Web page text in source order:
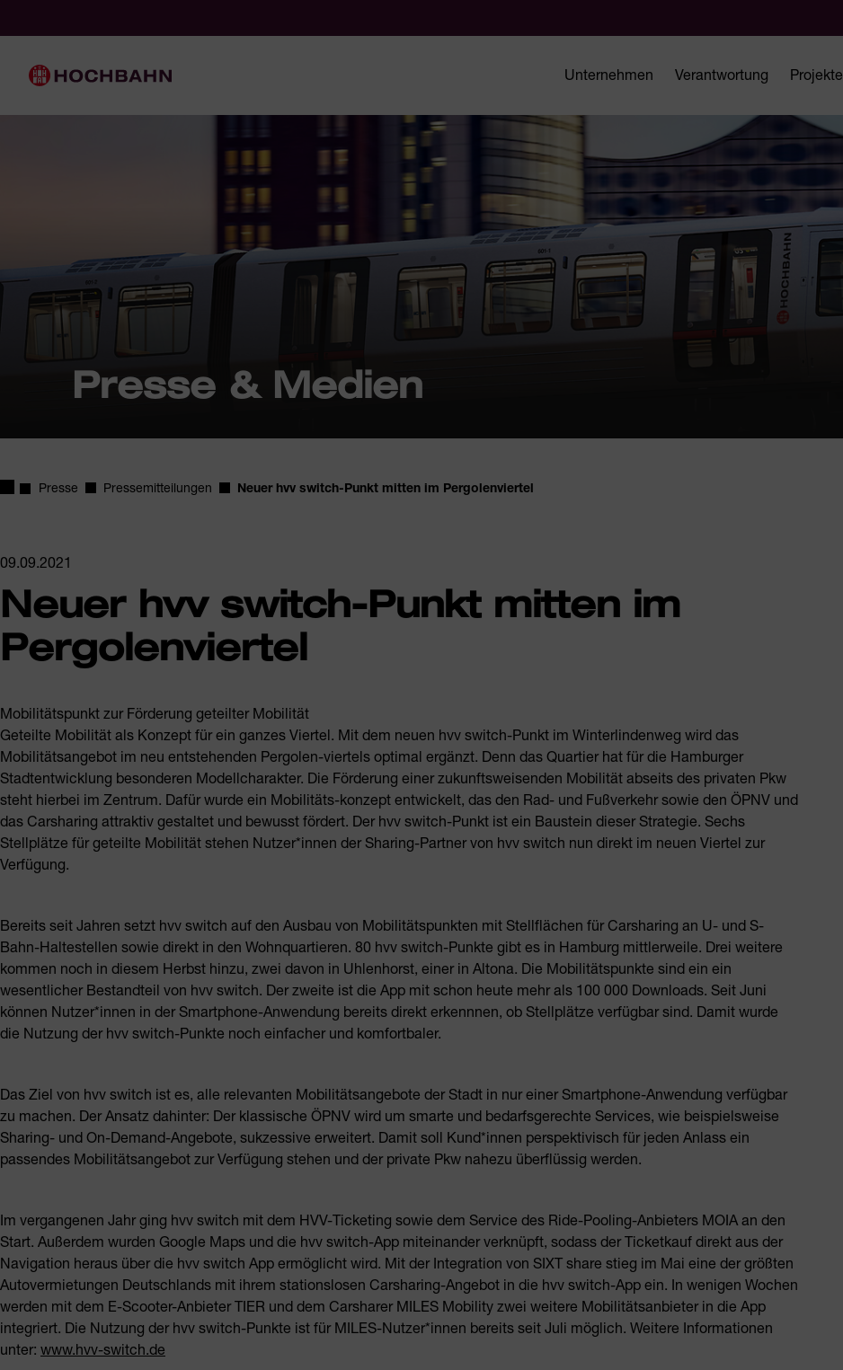
Hauptnavigation
Unternehmen Verantwortung Projekte
Presse & Medien
Startseite
Presse Pressemitteilungen Neuer hvv switch-Punkt mitten im Pergolenviertel
09.09.2021
Neuer hvv switch-Punkt mitten im
Pergolenviertel
Mobilitätspunkt zur Förderung geteilter Mobilität
Geteilte Mobilität als Konzept für ein ganzes Viertel. Mit dem neuen hvv switch-Punkt im Winterlindenweg wird das
Mobilitätsangebot im neu entstehenden Pergolen-viertels optimal ergänzt. Denn das Quartier hat für die Hamburger
Stadtentwicklung besonderen Modellcharakter. Die Förderung einer zukunftsweisenden Mobilität abseits des privaten Pkw
steht hierbei im Zentrum. Dafür wurde ein Mobilitäts-konzept entwickelt, das den Rad- und Fußverkehr sowie den ÖPNV und
das Carsharing attraktiv gestaltet und bewusst fördert. Der hvv switch-Punkt ist ein Baustein dieser Strategie. Sechs
Stellplätze für geteilte Mobilität stehen Nutzer*innen der Sharing-Partner von hvv switch nun direkt im neuen Viertel zur
Verfügung.
Bereits seit Jahren setzt hvv switch auf den Ausbau von Mobilitätspunkten mit Stellflächen für Carsharing an U- und S-
Bahn-Haltestellen sowie direkt in den Wohnquartieren. 80 hvv switch-Punkte gibt es in Hamburg mittlerweile. Drei weitere
kommen noch in diesem Herbst hinzu, zwei davon in Uhlenhorst, einer in Altona. Die Mobilitätspunkte sind ein ein
wesentlicher Bestandteil von hvv switch. Der zweite ist die App mit schon heute mehr als 100 000 Downloads. Seit Juni
können Nutzer*innen in der Smartphone-Anwendung bereits direkt erkennnen, ob Stellplätze verfügbar sind. Damit wurde
die Nutzung der hvv switch-Punkte noch einfacher und komfortbaler.
Das Ziel von hvv switch ist es, alle relevanten Mobilitätsangebote der Stadt in nur einer Smartphone-Anwendung verfügbar
zu machen. Der Ansatz dahinter: Der klassische ÖPNV wird um smarte und bedarfsgerechte Services, wie beispielsweise
Sharing- und On-Demand-Angebote, sukzessive erweitert. Damit soll Kund*innen perspektivisch für jeden Anlass ein
passendes Mobilitätsangebot zur Verfügung stehen und der private Pkw nahezu überflüssig werden.
Im vergangenen Jahr ging hvv switch mit dem HVV-Ticketing sowie dem Service des Ride-Pooling-Anbieters MOIA an den
Start. Außerdem wurden Google Maps und die hvv switch-App miteinander verknüpft, sodass der Ticketkauf direkt aus der
Navigation heraus über die hvv switch App ermöglicht wird. Mit der Integration von SIXT share stieg im Mai eine der größten
Autovermietungen Deutschlands mit ihrem stationslosen Carsharing-Angebot in die hvv switch-App ein. In wenigen Wochen
werden mit dem E-Scooter-Anbieter TIER und dem Carsharer MILES Mobility zwei weitere Mobilitätsanbieter in die App
integriert. Die Nutzung der hvv switch-Punkte ist für MILES-Nutzer*innen bereits seit Juli möglich. Weitere Informationen
unter: www.hvv-switch.de